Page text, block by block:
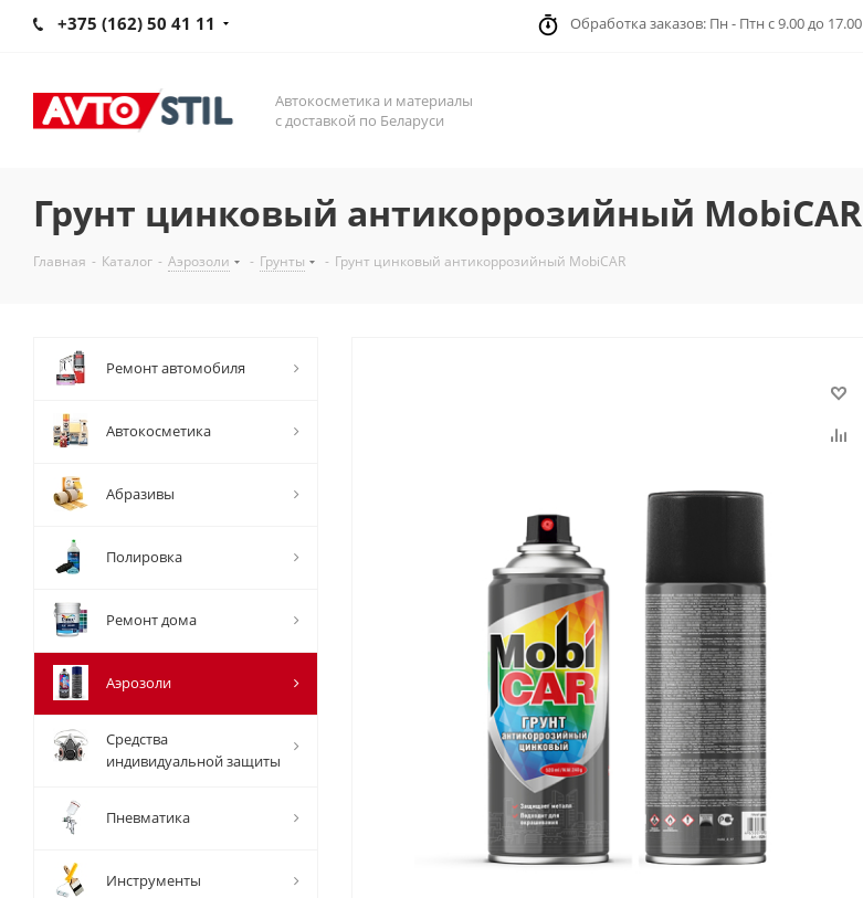
+375 (162) 50 41 11 Обработка заказов: Пн - Птн с 9.00 до 17.00
Автокосметика и материалы
с доставкой по Беларуси
Грунт цинковый антикоррозийный MobiCAR
Главная - Каталог - Аэрозоли - Грунты - Грунт цинковый антикоррозийный MobiCAR
Ремонт автомобиля
Автокосметика
Абразивы
Полировка
Ремонт дома
Аэрозоли
Средства
индивидуальной защиты
Пневматика
Инструменты